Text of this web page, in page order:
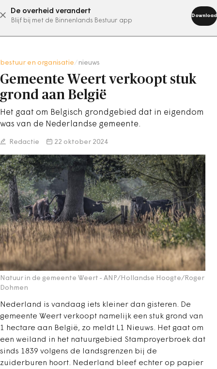
De overheid verandert
Blijf bij met de Binnenlands Bestuur app
Download
abonneer nu
bestuur en organisatie nieuws
Gemeente Weert verkoopt stuk
grond aan België
Het gaat om Belgisch grondgebied dat in eigendom
was van de Nederlandse gemeente.
Redactie 22 oktober 2024
Natuur in de gemeente Weert - ANP/Hollandse Hoogte/Roger
Dohmen
Nederland is vandaag iets kleiner dan gisteren. De
gemeente Weert verkoopt namelijk een stuk grond van
1 hectare aan België, zo meldt L1 Nieuws. Het gaat om
een weiland in het natuurgebied Stamproyerbroek dat
sinds 1839 volgens de landsgrenzen bij de
zuiderburen hoort. Nederland bleef echter op papier